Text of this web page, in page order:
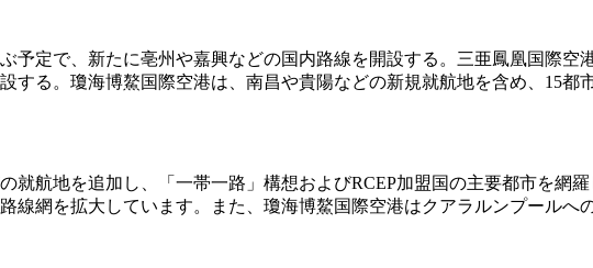
予定で、新たに亳州や嘉興などの国内路線を開設する。三亜鳳凰国際空
る。瓊海博鰲国際空港は、南昌や貴陽などの新規就航地を含め、15都
航地を追加し、「一帯一路」構想およびRCEP加盟国の主要都市を網
線網を拡大しています。また、瓊海博鰲国際空港はクアラルンプールへ